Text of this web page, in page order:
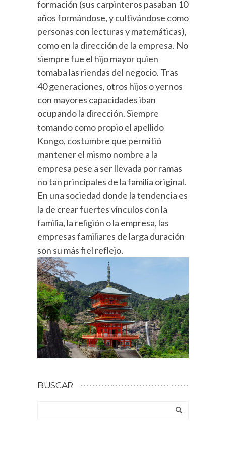
formación (sus carpinteros pasaban 10
años formándose, y cultivándose como
personas con lecturas y matemáticas),
como en la dirección de la empresa. No
siempre fue el hijo mayor quien
tomaba las riendas del negocio. Tras
40 generaciones, otros hijos o yernos
con mayores capacidades iban
ocupando la dirección. Siempre
tomando como propio el apellido
Kongo, costumbre que permitió
mantener el mismo nombre a la
empresa pese a ser llevada por ramas
no tan principales de la familia original.
En una sociedad donde la tendencia es
la de crear fuertes vínculos con la
familia, la religión o la empresa, las
empresas familiares de larga duración
son su más fiel reflejo.
BUSCAR